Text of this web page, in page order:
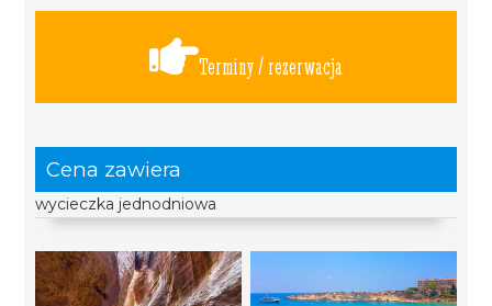
Terminy / rezerwacja
Cena zawiera
wycieczka jednodniowa